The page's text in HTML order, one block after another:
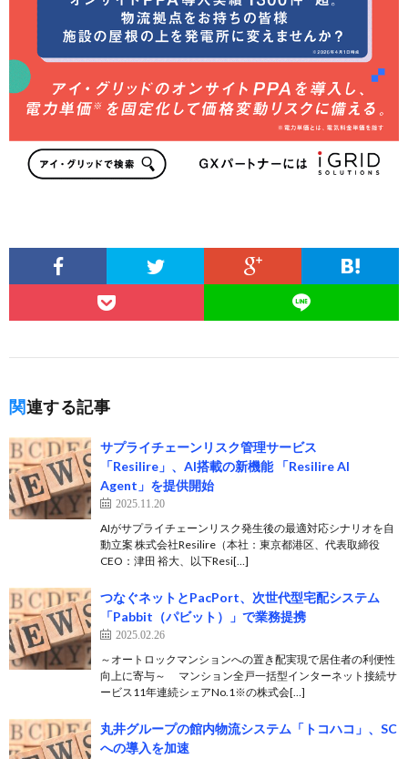
関連する記事
サプライチェーンリスク管理サービス
「Resilire」、AI搭載の新機能 「Resilire AI
Agent」を提供開始
2025.11.20
AIがサプライチェーンリスク発生後の最適対応シナリオを自
動立案 株式会社Resilire（本社：東京都港区、代表取締役
CEO：津田 裕大、以下Resi[…]
つなぐネットとPacPort、次世代型宅配システム
「Pabbit（パビット）」で業務提携
2025.02.26
～オートロックマンションへの置き配実現で居住者の利便性
向上に寄与～ マンション全戸一括型インターネット接続サ
ービス11年連続シェアNo.1※の株式会[…]
丸井グループの館内物流システム「トコハコ」、SC
への導入を加速